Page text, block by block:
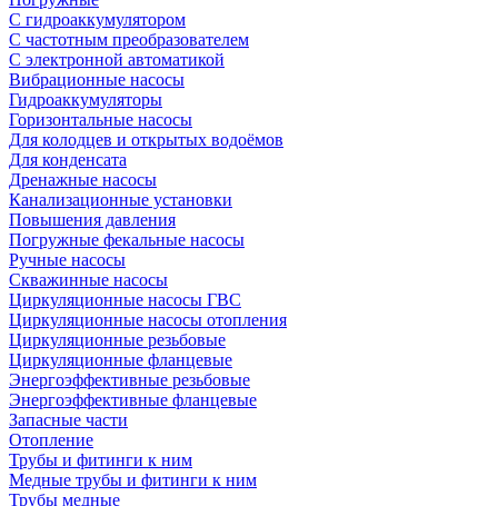
С гидроаккумулятором
С частотным преобразователем
С электронной автоматикой
Вибрационные насосы
Гидроаккумуляторы
Горизонтальные насосы
Для колодцев и открытых водоёмов
Для конденсата
Дренажные насосы
Канализационные установки
Повышения давления
Погружные фекальные насосы
Ручные насосы
Скважинные насосы
Циркуляционные насосы ГВС
Циркуляционные насосы отопления
Циркуляционные резьбовые
Циркуляционные фланцевые
Энергоэффективные резьбовые
Энергоэффективные фланцевые
Запасные части
Отопление
Трубы и фитинги к ним
Медные трубы и фитинги к ним
Трубы медные